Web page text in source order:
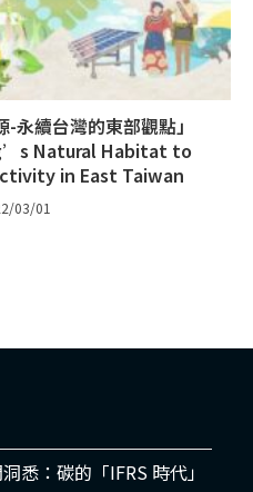
-永續台灣的東部觀點」
Natural Habitat to
in East Taiwan
03/01
悉：碳的「IFRS 時代」